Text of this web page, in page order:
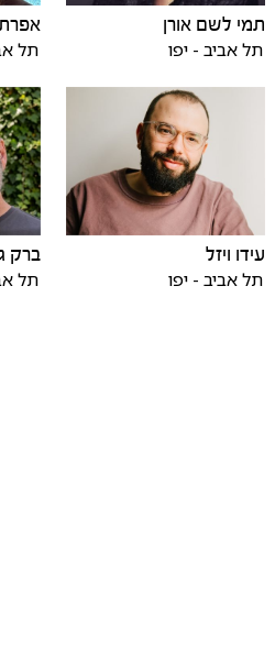
תמי לשם אורן
תל אביב - יפו תל
עידו ויזל
תל אביב - יפו
ברק
תל